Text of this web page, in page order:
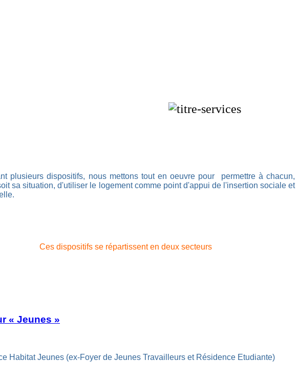
plusieurs dispositifs, nous mettons tout en oeuvre pour permettre à chacun,
sa situation, d'utiliser le logement comme point d'appui de l'insertion sociale et
Ces dispositifs se répartissent en deux secteurs
« Jeunes »
Habitat Jeunes (ex-Foyer de Jeunes Travailleurs et Résidence Etudiante)